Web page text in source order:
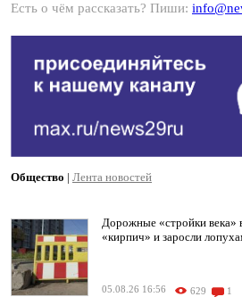
Есть о чём рассказать? Пиши:
Общество | Лента новостей
Дорожные «стройки века»
«кирпич» и заросли
05.08.26 16:56 629 1